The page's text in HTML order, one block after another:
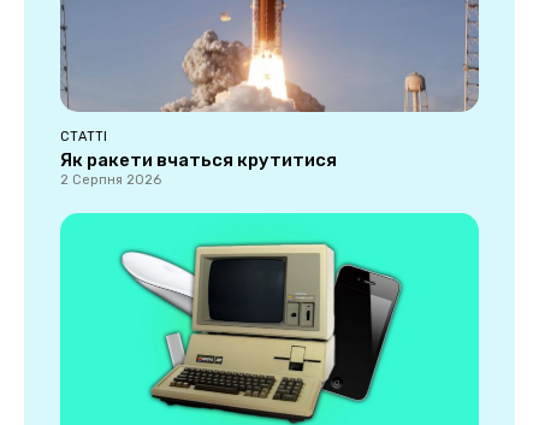
СТАТТІ
Як ракети вчаться крутитися
2 Серпня 2026